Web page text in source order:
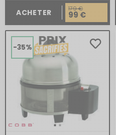
ACHETER 179 €
99 €
-35%